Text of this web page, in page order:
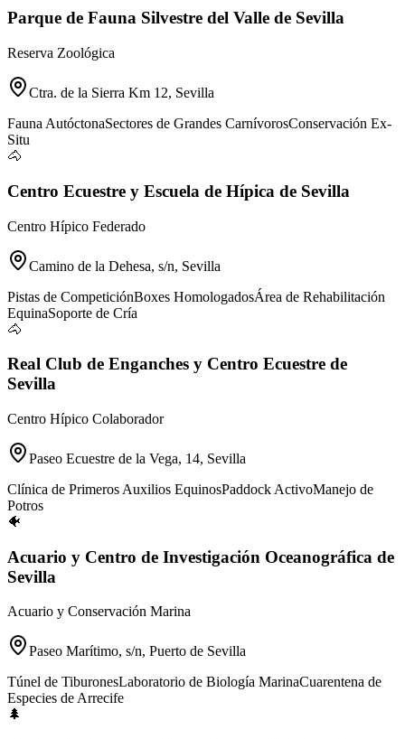
Parque de Fauna Silvestre del Valle de Sevilla
Reserva Zoológica
Ctra. de la Sierra Km 12, Sevilla
Fauna AutóctonaSectores de Grandes CarnívorosConservación Ex-
Situ
🐴
Centro Ecuestre y Escuela de Hípica de Sevilla
Centro Hípico Federado
Camino de la Dehesa, s/n, Sevilla
Pistas de CompeticiónBoxes HomologadosÁrea de Rehabilitación
EquinaSoporte de Cría
🐴
Real Club de Enganches y Centro Ecuestre de
Sevilla
Centro Hípico Colaborador
Paseo Ecuestre de la Vega, 14, Sevilla
Clínica de Primeros Auxilios EquinosPaddock ActivoManejo de
Potros
🐠
Acuario y Centro de Investigación Oceanográfica de
Sevilla
Acuario y Conservación Marina
Paseo Marítimo, s/n, Puerto de Sevilla
Túnel de TiburonesLaboratorio de Biología MarinaCuarentena de
Especies de Arrecife
🌲